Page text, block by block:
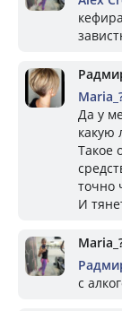
Да у
какую
Такое
точно
И
с